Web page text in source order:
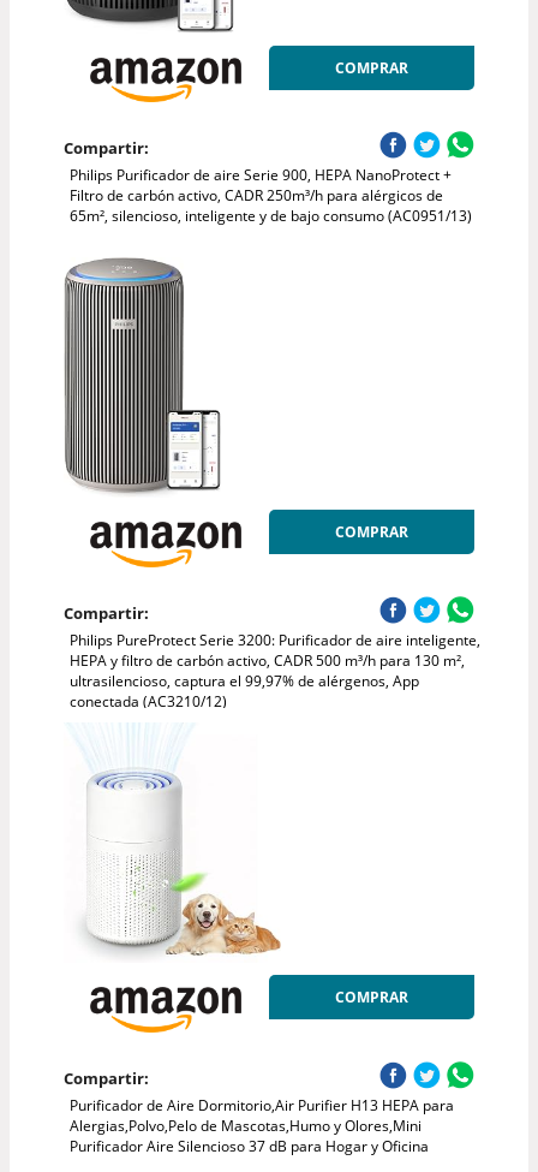
COMPRAR
Compartir:
Philips Purificador de aire Serie 900, HEPA NanoProtect +
Filtro de carbón activo, CADR 250m³/h para alérgicos de
65m², silencioso, inteligente y de bajo consumo (AC0951/13)
COMPRAR
Compartir:
Philips PureProtect Serie 3200: Purificador de aire inteligente,
HEPA y filtro de carbón activo, CADR 500 m³/h para 130 m²,
ultrasilencioso, captura el 99,97% de alérgenos, App
conectada (AC3210/12)
COMPRAR
Compartir:
Purificador de Aire Dormitorio,Air Purifier H13 HEPA para
Alergias,Polvo,Pelo de Mascotas,Humo y Olores,Mini
Purificador Aire Silencioso 37 dB para Hogar y Oficina